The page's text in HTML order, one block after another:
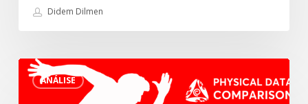
jogadores
turca”.
Didem Dilmen
ANÁLISE
Melhores
jogadores